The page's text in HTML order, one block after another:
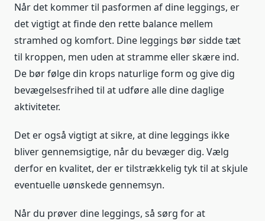
Når det kommer til pasformen af dine leggings, er
det vigtigt at finde den rette balance mellem
stramhed og komfort. Dine leggings bør sidde tæt
til kroppen, men uden at stramme eller skære ind.
De bør følge din krops naturlige form og give dig
bevægelsesfrihed til at udføre alle dine daglige
aktiviteter.
Det er også vigtigt at sikre, at dine leggings ikke
bliver gennemsigtige, når du bevæger dig. Vælg
derfor en kvalitet, der er tilstrækkelig tyk til at skjule
eventuelle uønskede gennemsyn.
Når du prøver dine leggings, så sørg for at